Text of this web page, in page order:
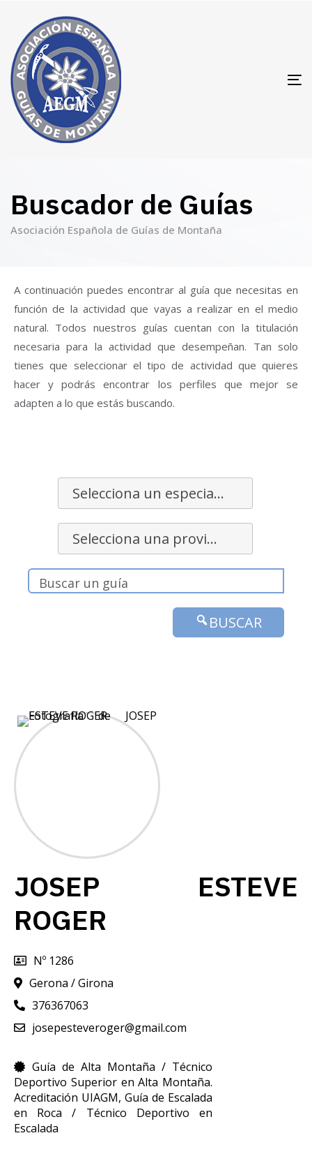
Buscador de Guías
Asociación Española de Guías de Montaña
A continuación puedes encontrar al guía que necesitas en
función de la actividad que vayas a realizar en el medio
natural. Todos nuestros guías cuentan con la titulación
necesaria para la actividad que desempeñan. Tan solo
tienes que seleccionar el tipo de actividad que quieres
hacer y podrás encontrar los perfiles que mejor se
adapten a lo que estás buscando.
Selecciona un especialidad
Selecciona una provincia
BUSCAR
JOSEP ESTEVE
ROGER
Nº 1286
Gerona / Girona
376367063
josepesteveroger@gmail.com
Guía de Alta Montaña / Técnico
Deportivo Superior en Alta Montaña.
Acreditación UIAGM, Guía de Escalada
en Roca / Técnico Deportivo en
Escalada